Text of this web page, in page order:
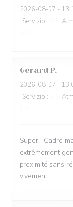
2026-08-07 -
Servizio :
Gerard P
2026-08-07 -
Servizio :
Super ! Cadre
extrêmement
proximité sans
vivement